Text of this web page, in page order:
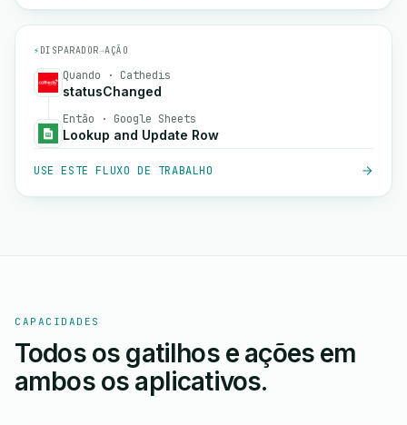
⚡ DISPARADOR→AÇÃO
Quando · Cathedis
statusChanged
Então · Google Sheets
Lookup and Update Row
USE ESTE FLUXO DE TRABALHO
CAPACIDADES
Todos os gatilhos e ações em
ambos os aplicativos.